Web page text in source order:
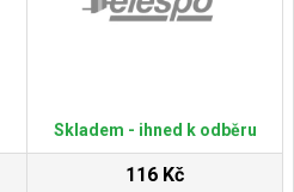
Skladem - ihned k odběru
116 Kč